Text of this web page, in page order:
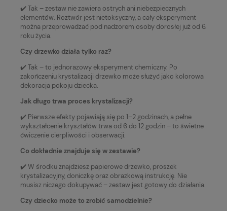
✔️ Tak – zestaw nie zawiera ostrych ani niebezpiecznych
elementów. Roztwór jest nietoksyczny, a cały eksperyment
można przeprowadzać pod nadzorem osoby dorosłej już od 6.
roku życia.
Czy drzewko działa tylko raz?
✔️ Tak – to jednorazowy eksperyment chemiczny. Po
zakończeniu krystalizacji drzewko może służyć jako kolorowa
dekoracja pokoju dziecka.
Jak długo trwa proces krystalizacji?
✔️ Pierwsze efekty pojawiają się po 1–2 godzinach, a pełne
wykształcenie kryształów trwa od 6 do 12 godzin – to świetne
ćwiczenie cierpliwości i obserwacji.
Co dokładnie znajduje się w zestawie?
✔️ W środku znajdziesz papierowe drzewko, proszek
krystalizacyjny, doniczkę oraz obrazkową instrukcję. Nie
musisz niczego dokupywać – zestaw jest gotowy do działania.
Czy dziecko może to zrobić samodzielnie?